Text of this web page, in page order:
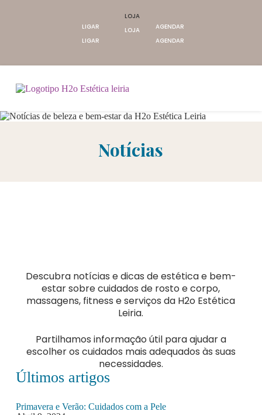
LIGAR
LIGAR
LOJA
LOJA
AGENDAR
AGENDAR
Notícias
Descubra notícias e dicas de estética e bem-
estar sobre cuidados de rosto e corpo,
massagens, fitness e serviços da H2o Estética
Leiria.
Partilhamos informação útil para ajudar a
escolher os cuidados mais adequados às suas
necessidades.
Últimos artigos
Primavera e Verão: Cuidados com a Pele